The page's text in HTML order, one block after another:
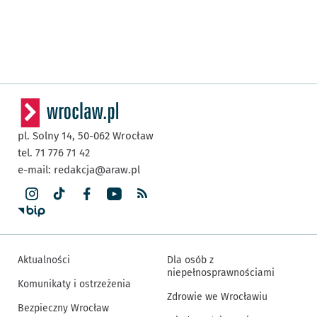
pl. Solny 14, 50-062 Wrocław
tel. 71 776 71 42
e-mail: redakcja@araw.pl
Aktualności
Komunikaty i ostrzeżenia
Bezpieczny Wrocław
Dla osób z
niepełnosprawnościami
Zdrowie we Wrocławiu